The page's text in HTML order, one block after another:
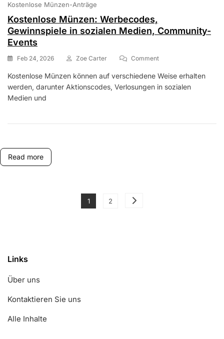
Kostenlose Münzen-Anträge
Kostenlose Münzen: Werbecodes,
Gewinnspiele in sozialen Medien, Community-
Events
Feb 24, 2026 Zoe Carter CommentOn
Münzen:
Werbecodes,
Medien,
Kostenlose Münzen können auf verschiedene Weise erhalten
werden, darunter Aktionscodes, Verlosungen in sozialen
Medien und
Read more
Posts
Page
1 Page
2
Links
Über uns
Kontaktieren Sie uns
Alle Inhalte